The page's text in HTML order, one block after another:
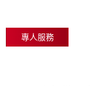
專人服務